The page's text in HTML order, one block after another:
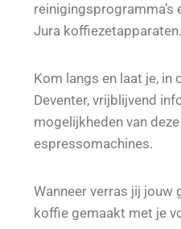
reinigingsprogramma’s
Jura koffiezetapparaten.
Kom langs en laat je, in
Deventer, vrijblijvend
mogelijkheden van
espressomachines.
Wanneer verras jij
koffie gemaakt met je